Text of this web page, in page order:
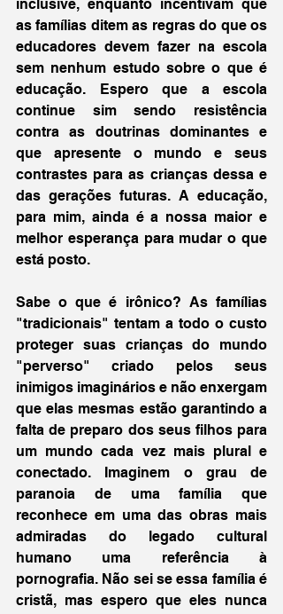
inclusive, enquanto incentivam que
as famílias ditem as regras do que os
educadores devem fazer na escola
sem nenhum estudo sobre o que é
educação. Espero que a escola
continue sim sendo resistência
contra as doutrinas dominantes e
que apresente o mundo e seus
contrastes para as crianças dessa e
das gerações futuras. A educação,
para mim, ainda é a nossa maior e
melhor esperança para mudar o que
está posto.
Sabe o que é irônico? As famílias
"tradicionais" tentam a todo o custo
proteger suas crianças do mundo
"perverso" criado pelos seus
inimigos imaginários e não enxergam
que elas mesmas estão garantindo a
falta de preparo dos seus filhos para
um mundo cada vez mais plural e
conectado. Imaginem o grau de
paranoia de uma família que
reconhece em uma das obras mais
admiradas do legado cultural
humano uma referência à
pornografia. Não sei se essa família é
cristã, mas espero que eles nunca